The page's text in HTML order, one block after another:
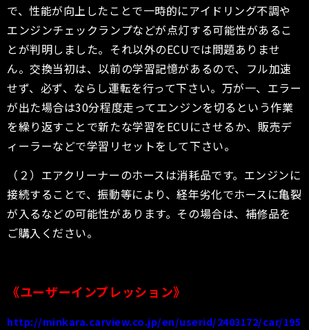
で、性能が向上したことで一時的にアイドリング不調や
エンジンチェックランプなどが点灯する可能性があるこ
とが判明しました。それ以外のECUでは問題ありませ
ん。交換当初は、以前の学習記憶があるので、フル加速
せず、必ず、ならし運転を行って下さい。万が一、エラー
が出た場合は30分程度走ってエンジンを切るという作業
を繰り返すことで新たな学習をECUにさせるか、販売デ
ィーラーなどで学習リセットをして下さい。
（２）エアクリーナーのホースは消耗品です。エンジンに
接続することで、振動等により、経年劣化でホースに亀裂
が入るなどの可能性があります。その場合は、補修品を
ご購入ください。
《ユーザーインプレッション》
http://minkara.carview.co.jp/en/userid/2403172/car/195